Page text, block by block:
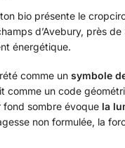
bio présente le
d’Avebury, près
énergétique.
comme un symbole
comme un code
fond sombre évoque la
non formulée, la